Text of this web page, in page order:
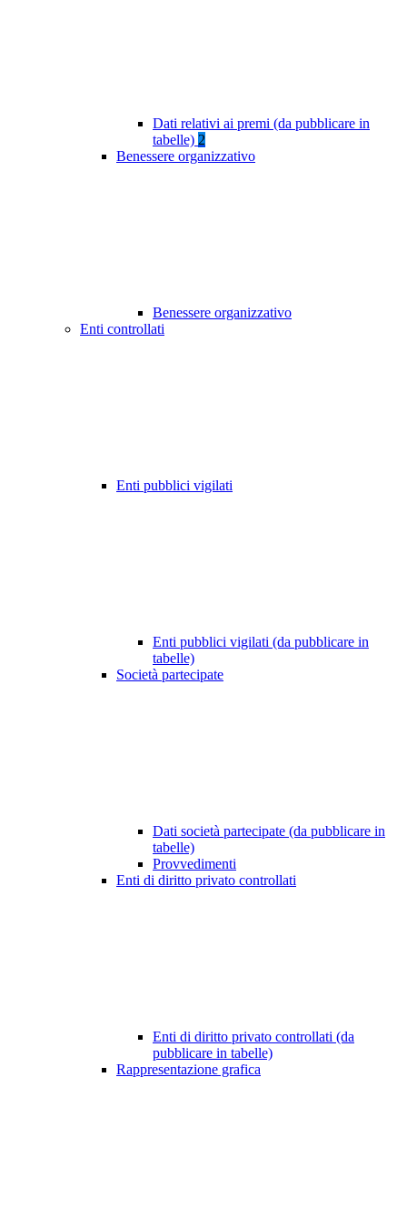
Dati relativi ai premi (da pubblicare in
tabelle) 2
Benessere organizzativo
Benessere organizzativo
Enti controllati
Enti pubblici vigilati
Enti pubblici vigilati (da pubblicare in
tabelle)
Società partecipate
Dati società partecipate (da pubblicare in
tabelle)
Provvedimenti
Enti di diritto privato controllati
Enti di diritto privato controllati (da
pubblicare in tabelle)
Rappresentazione grafica